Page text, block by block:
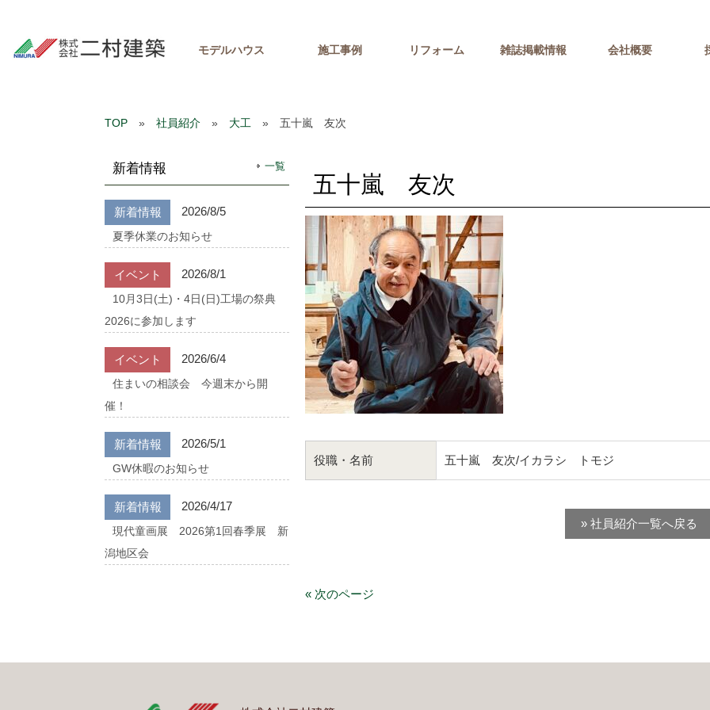
モデルハウス 施工事例 リフォーム 雑誌掲載情報 会社概要
TOP » 社員紹介 » 大工 » 五十嵐 友次
五十嵐 友次
役職・名前 五十嵐 友次/イカラシ トモジ
» 社員紹介一覧へ戻る
« 次のページ
新着情報 一覧
新着情報 2026/8/5
夏季休業のお知らせ
イベント 2026/8/1
10月3日(土)・4日(日)工場の祭典
2026に参加します
イベント 2026/6/4
住まいの相談会 今週末から開
催！
新着情報 2026/5/1
GW休暇のお知らせ
新着情報 2026/4/17
現代童画展 2026第1回春季展 新
潟地区会